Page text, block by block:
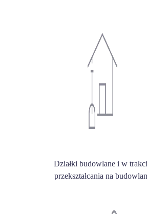
Działki budowlane i w
przekształcania na